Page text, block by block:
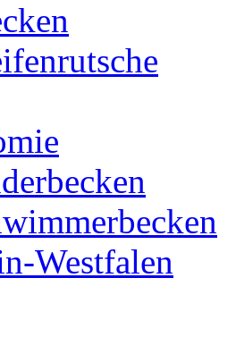
Westfalen